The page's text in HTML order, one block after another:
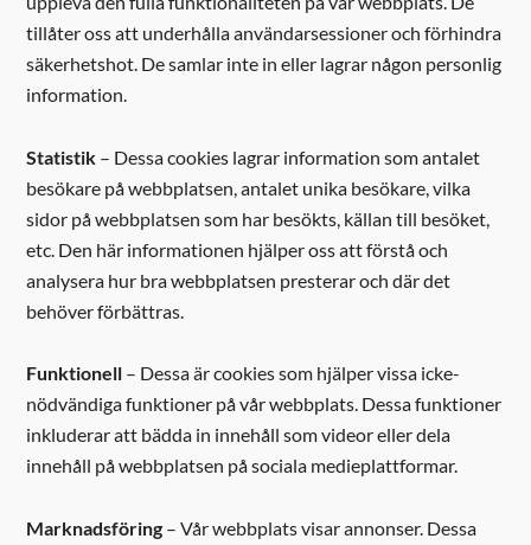
tillåter oss att underhålla användarsessioner och förhindra
säkerhetshot. De samlar inte in eller lagrar någon personlig
information.
Statistik – Dessa cookies lagrar information som antalet
besökare på webbplatsen, antalet unika besökare, vilka
sidor på webbplatsen som har besökts, källan till besöket,
etc. Den här informationen hjälper oss att förstå och
analysera hur bra webbplatsen presterar och där det
behöver förbättras.
Funktionell – Dessa är cookies som hjälper vissa icke-
nödvändiga funktioner på vår webbplats. Dessa funktioner
inkluderar att bädda in innehåll som videor eller dela
innehåll på webbplatsen på sociala medieplattformar.
Marknadsföring – Vår webbplats visar annonser. Dessa